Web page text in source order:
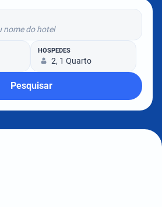
nome do hotel
HÓSPEDES
2, 1 Quarto
Pesquisar